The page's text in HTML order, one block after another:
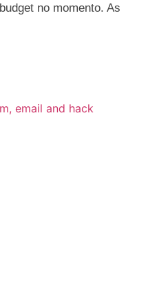
no momento. As